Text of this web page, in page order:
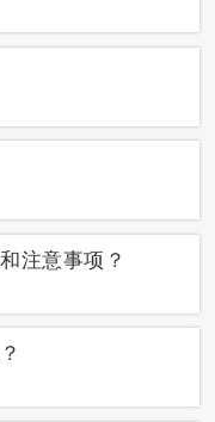
注意事项？